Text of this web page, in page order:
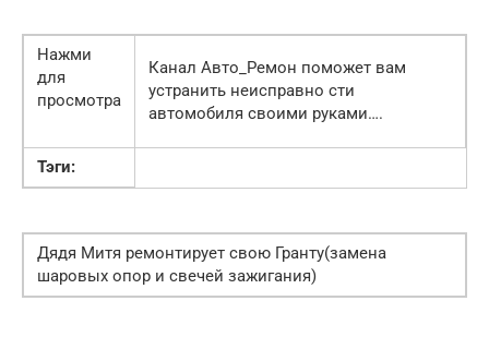
Нажми
для
просмотра
Канал Авто_Ремон поможет вам
устранить неисправно сти
автомобиля своими руками….
Тэги:
Дядя Митя ремонтирует свою Гранту(замена
шаровых опор и свечей зажигания)